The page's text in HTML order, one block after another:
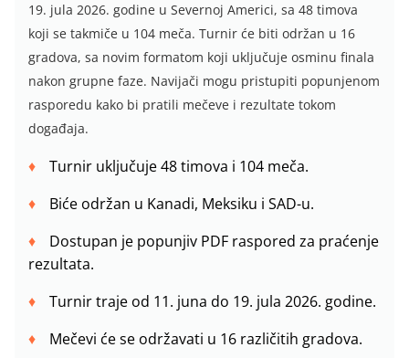
19. jula 2026. godine u Severnoj Americi, sa 48 timova
koji se takmiče u 104 meča. Turnir će biti održan u 16
gradova, sa novim formatom koji uključuje osminu finala
nakon grupne faze. Navijači mogu pristupiti popunjenom
rasporedu kako bi pratili mečeve i rezultate tokom
događaja.
Turnir uključuje 48 timova i 104 meča.
Biće održan u Kanadi, Meksiku i SAD-u.
Dostupan je popunjiv PDF raspored za praćenje
rezultata.
Turnir traje od 11. juna do 19. jula 2026. godine.
Mečevi će se održavati u 16 različitih gradova.